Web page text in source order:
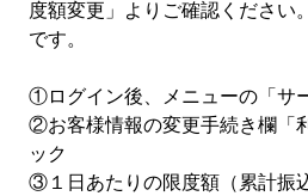
度額変更」よりご確認ください
です。
①ログイン後、メニューの「サ
②お客様情報の変更手続き欄「
ック
③１日あたりの限度額（累計振